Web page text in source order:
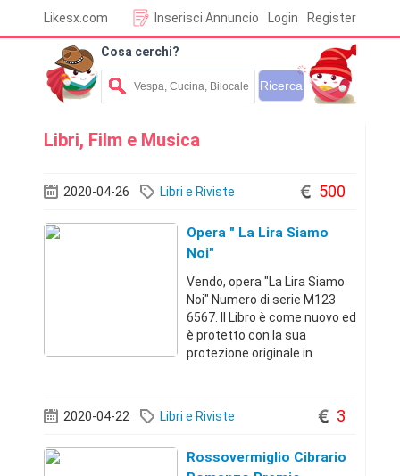
Likesx.com Login Register
Inserisci Annuncio
Cosa cerchi?
Libri, Film e Musica
2020-04-26 Libri e Riviste 500
Opera " La Lira Siamo
Noi"
Vendo, opera "La Lira Siamo
Noi" Numero di serie M123
6567. Il Libro è come nuovo ed
è protetto con la sua
protezione originale in
intrattabile.+3934833517895
2020-04-22 Libri e Riviste 3
Rossovermiglio Cibrario